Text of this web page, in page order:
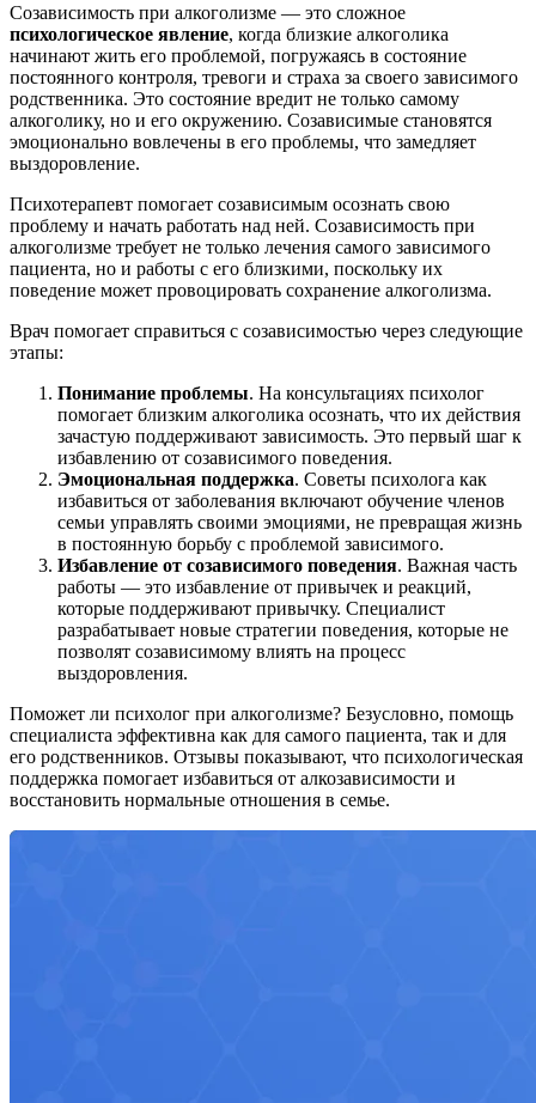
Созависимость при алкоголизме — это сложное
психологическое явление, когда близкие алкоголика
начинают жить его проблемой, погружаясь в состояние
постоянного контроля, тревоги и страха за своего зависимого
родственника. Это состояние вредит не только самому
алкоголику, но и его окружению. Созависимые становятся
эмоционально вовлечены в его проблемы, что замедляет
выздоровление.
Психотерапевт помогает созависимым осознать свою
проблему и начать работать над ней. Созависимость при
алкоголизме требует не только лечения самого зависимого
пациента, но и работы с его близкими, поскольку их
поведение может провоцировать сохранение алкоголизма.
Врач помогает справиться с созависимостью через следующие
этапы:
Понимание проблемы. На консультациях психолог
помогает близким алкоголика осознать, что их действия
зачастую поддерживают зависимость. Это первый шаг к
избавлению от созависимого поведения.
Эмоциональная поддержка. Советы психолога как
избавиться от заболевания включают обучение членов
семьи управлять своими эмоциями, не превращая жизнь
в постоянную борьбу с проблемой зависимого.
Избавление от созависимого поведения. Важная часть
работы — это избавление от привычек и реакций,
которые поддерживают привычку. Специалист
разрабатывает новые стратегии поведения, которые не
позволят созависимому влиять на процесс
выздоровления.
Поможет ли психолог при алкоголизме? Безусловно, помощь
специалиста эффективна как для самого пациента, так и для
его родственников. Отзывы показывают, что психологическая
поддержка помогает избавиться от алкозависимости и
восстановить нормальные отношения в семье.